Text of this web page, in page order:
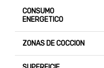
CONSUMO
ENERGETICO
ZONAS DE COCCION